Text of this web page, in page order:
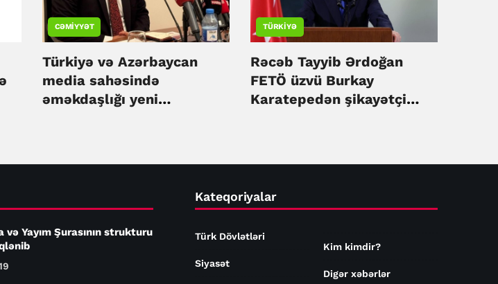
CƏMIYYƏT
Türkiyə və Azərbaycan
media sahəsində
əməkdaşlığı yeni
TÜRKIYƏ
Rəcəb Tayyib Ərdoğan
FETÖ üzvü Burkay
Karatepedən şikayətçi
və Yayım Şurasının strukturu
Kateqoriyalar
Türk Dövlətləri
Siyasət
Kim kimdir?
Digər xəbərlər